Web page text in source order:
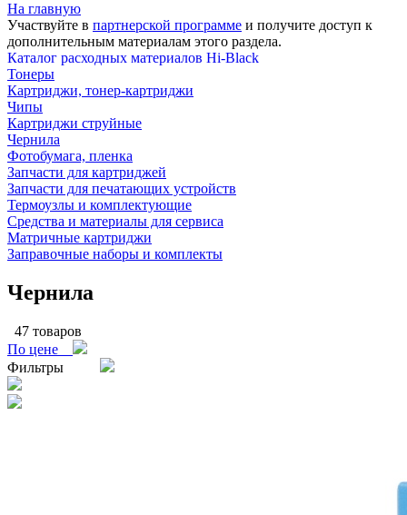
На главную
Участвуйте в партнерской программе и получите доступ к
дополнительным материалам этого раздела.
Каталог расходных материалов Hi-Black
Тонеры
Картриджи, тонер-картриджи
Чипы
Картриджи струйные
Чернила
Фотобумага, пленка
Запчасти для картриджей
Запчасти для печатающих устройств
Термоузлы и комплектующие
Средства и материалы для сервиса
Матричные картриджи
Заправочные наборы и комплекты
Чернила
47 товаров
По цене
Фильтры